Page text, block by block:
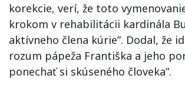
korekcie, verí, že toto
krokom v rehabilitácii kardinála
aktívneho člena kúrie”. Dodal, že
rozum pápeža Františka a jeho
ponechať si skúseného človeka”.